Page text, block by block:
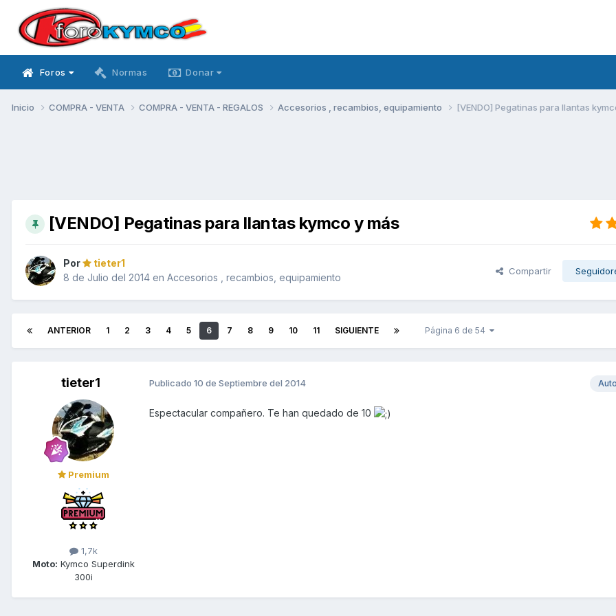
Foros Normas Donar
Inicio COMPRA - VENTA COMPRA - VENTA - REGALOS Accesorios , recambios, equipamiento [VENDO] Pegatinas para llantas
[VENDO] Pegatinas para llantas kymco y más
Por
tieter1
8 de Julio del 2014 en Accesorios , recambios, equipamiento
Compartir
ANTERIOR 1 2 3 4 5 6 7 8 9 10 11 SIGUIENTE Página 6 de 54
tieter1
Premium
1,7k
Moto: Kymco Superdink
300i
Publicado 10 de Septiembre del 2014
Espectacular compañero. Te han quedado de 10